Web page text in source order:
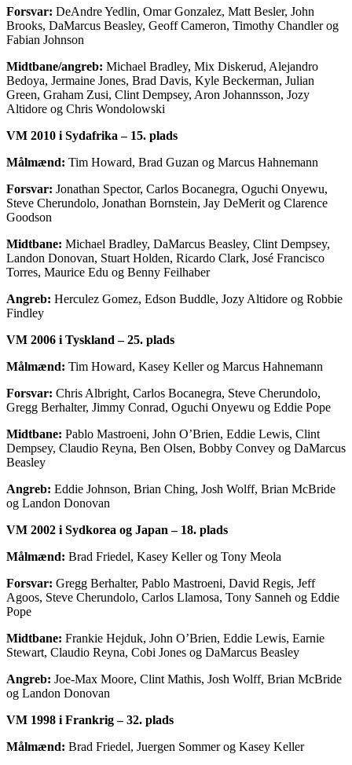
Forsvar: DeAndre Yedlin, Omar Gonzalez, Matt Besler, John
Brooks, DaMarcus Beasley, Geoff Cameron, Timothy Chandler og
Fabian Johnson
Midtbane/angreb: Michael Bradley, Mix Diskerud, Alejandro
Bedoya, Jermaine Jones, Brad Davis, Kyle Beckerman, Julian
Green, Graham Zusi, Clint Dempsey, Aron Johannsson, Jozy
Altidore og Chris Wondolowski
VM 2010 i Sydafrika – 15. plads
Målmænd: Tim Howard, Brad Guzan og Marcus Hahnemann
Forsvar: Jonathan Spector, Carlos Bocanegra, Oguchi Onyewu,
Steve Cherundolo, Jonathan Bornstein, Jay DeMerit og Clarence
Goodson
Midtbane: Michael Bradley, DaMarcus Beasley, Clint Dempsey,
Landon Donovan, Stuart Holden, Ricardo Clark, José Francisco
Torres, Maurice Edu og Benny Feilhaber
Angreb: Herculez Gomez, Edson Buddle, Jozy Altidore og Robbie
Findley
VM 2006 i Tyskland – 25. plads
Målmænd: Tim Howard, Kasey Keller og Marcus Hahnemann
Forsvar: Chris Albright, Carlos Bocanegra, Steve Cherundolo,
Gregg Berhalter, Jimmy Conrad, Oguchi Onyewu og Eddie Pope
Midtbane: Pablo Mastroeni, John O’Brien, Eddie Lewis, Clint
Dempsey, Claudio Reyna, Ben Olsen, Bobby Convey og DaMarcus
Beasley
Angreb: Eddie Johnson, Brian Ching, Josh Wolff, Brian McBride
og Landon Donovan
VM 2002 i Sydkorea og Japan – 18. plads
Målmænd: Brad Friedel, Kasey Keller og Tony Meola
Forsvar: Gregg Berhalter, Pablo Mastroeni, David Regis, Jeff
Agoos, Steve Cherundolo, Carlos Llamosa, Tony Sanneh og Eddie
Pope
Midtbane: Frankie Hejduk, John O’Brien, Eddie Lewis, Earnie
Stewart, Claudio Reyna, Cobi Jones og DaMarcus Beasley
Angreb: Joe-Max Moore, Clint Mathis, Josh Wolff, Brian McBride
og Landon Donovan
VM 1998 i Frankrig – 32. plads
Målmænd: Brad Friedel, Juergen Sommer og Kasey Keller